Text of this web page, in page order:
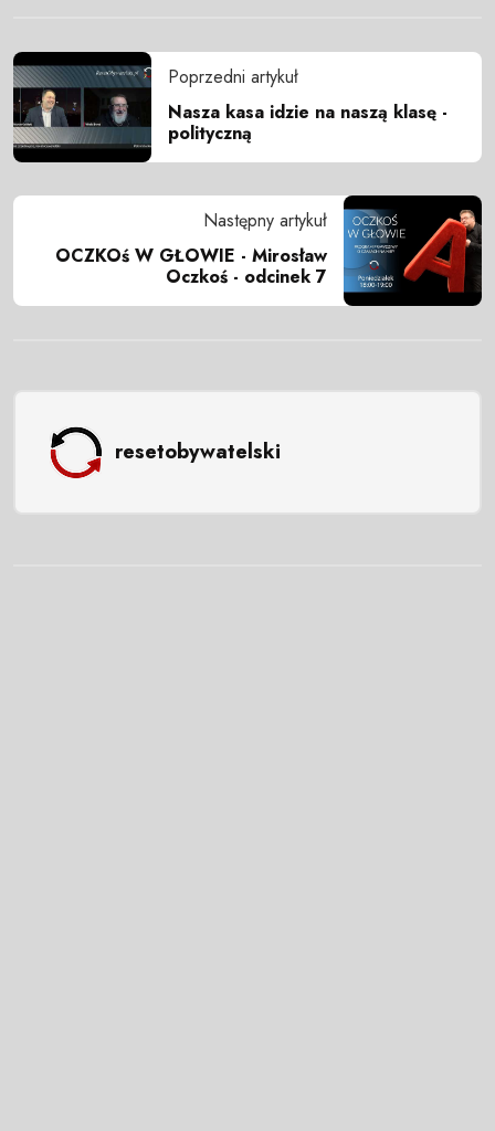
Poprzedni artykuł
Nasza kasa idzie na naszą klasę -
polityczną
Następny artykuł
OCZKOś W GŁOWIE - Mirosław
Oczkoś - odcinek 7
resetobywatelski